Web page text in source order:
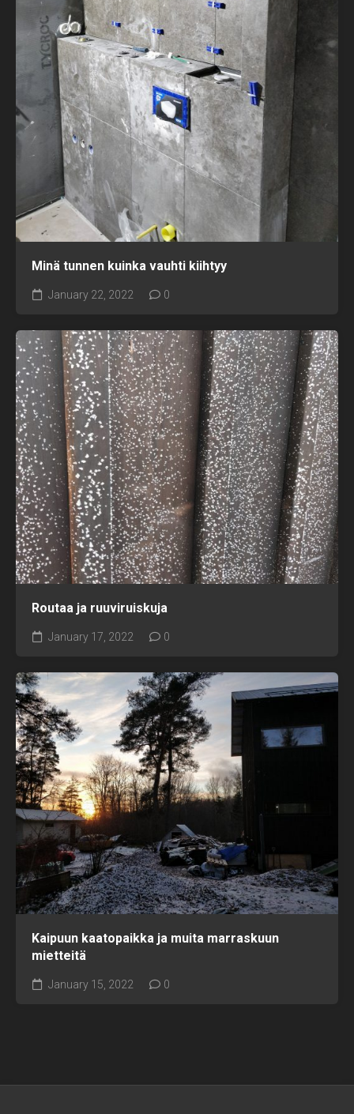
Minä tunnen kuinka vauhti kiihtyy
January 22, 2022 0
Routaa ja ruuviruiskuja
January 17, 2022 0
Kaipuun kaatopaikka ja muita marraskuun
mietteitä
January 15, 2022 0